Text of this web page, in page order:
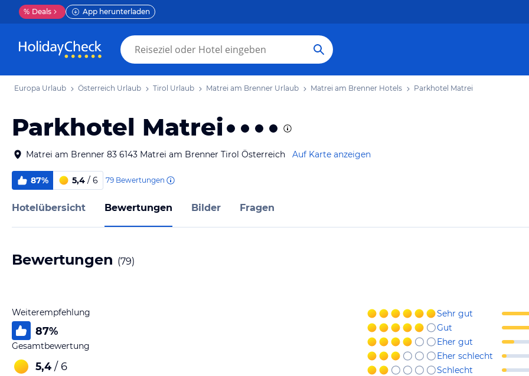
% Deals App herunterladen
Europa Urlaub Österreich Urlaub Tirol Urlaub Matrei am Brenner Urlaub Matrei am Brenner Hotels Parkhotel Matrei
Parkhotel Matrei
Matrei am Brenner 83 6143 Matrei am Brenner Tirol Österreich Auf Karte anzeigen
87% 5,4 / 6 79 Bewertungen
Hotelübersicht Bewertungen Bilder Fragen
Bewertungen (79)
Weiterempfehlung
87%
Gesamtbewertung
5,4 / 6
Sehr gut
Gut
Eher gut
Eher schlecht
Schlecht